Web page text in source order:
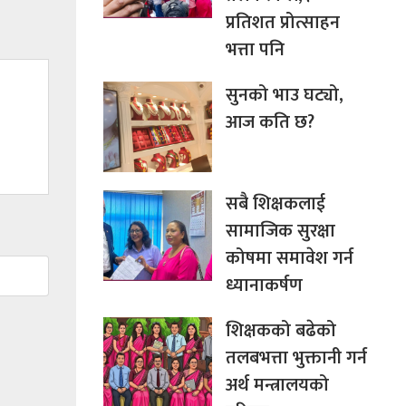
प्रतिशत प्रोत्साहन
भत्ता पनि
सुनको भाउ घट्यो,
आज कति छ?
सबै शिक्षकलाई
सामाजिक सुरक्षा
कोषमा समावेश गर्न
ध्यानाकर्षण
शिक्षकको बढेको
तलबभत्ता भुक्तानी गर्न
अर्थ मन्त्रालयको